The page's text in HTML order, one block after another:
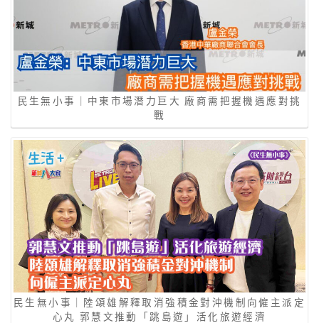
民生無小事｜中東市場潛力巨大 廠商需把握機遇應對挑
戰
民生無小事｜陸頌雄解釋取消強積金對沖機制向僱主派定
心丸 郭慧文推動「跳島遊」活化旅遊經濟